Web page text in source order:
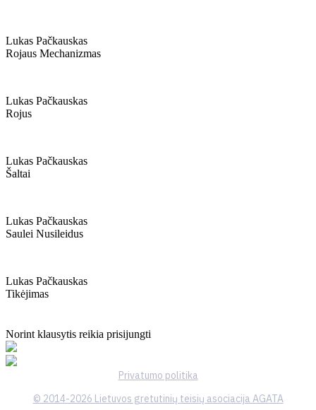
Lukas Pačkauskas
Rojaus Mechanizmas
Lukas Pačkauskas
Rojus
Lukas Pačkauskas
Šaltai
Lukas Pačkauskas
Saulei Nusileidus
Lukas Pačkauskas
Tikėjimas
Norint klausytis reikia prisijungti
Privatumo politika
© 2014-2026 Lietuvos gretutinių teisių asociacija AGATA